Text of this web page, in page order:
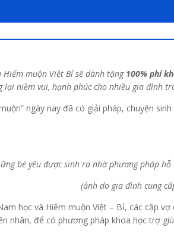
Hiếm muộn Việt Bỉsẽ dành tặng 100% phí
niềm vui, hạnh phúc cho nhiều gia đình
ngày nay đã có giải pháp, chuyện
bé yêu được sinh ra nhờ phương pháp
(ảnh do gia đình cung
học và Hiếm muộn Việt – Bỉ, các cặp
nhân, để có phương pháp khoa học trợ